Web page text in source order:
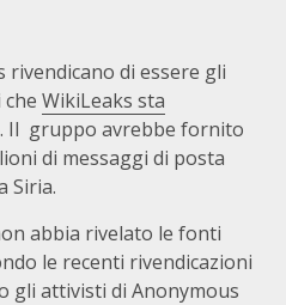
rivendicano di essere gli
WikiLeaks sta
Il gruppo avrebbe fornito
di messaggi di posta
Siria.
abbia rivelato le fonti
le recenti rivendicazioni
gli attivisti di Anonymous